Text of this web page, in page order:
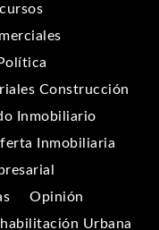
Construcción
Inmobiliario
Inmobiliaria
Opinión
Urbana